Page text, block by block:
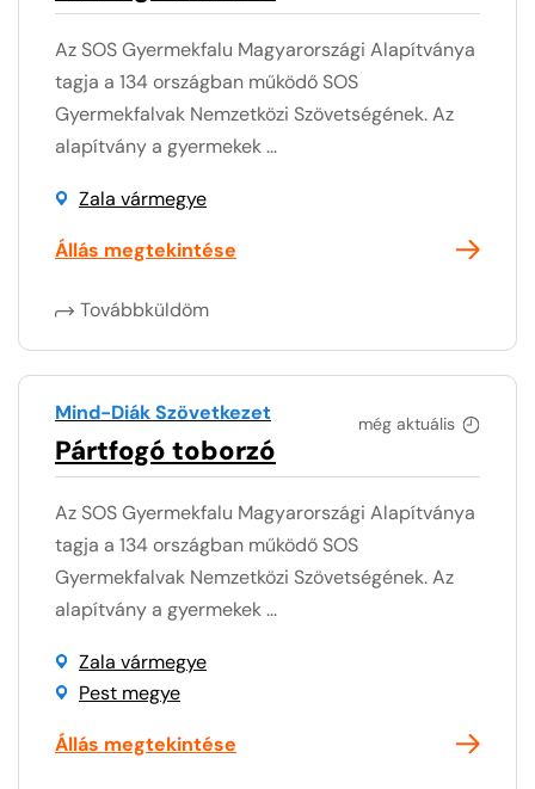
Az SOS Gyermekfalu Magyarországi Alapítványa
tagja a 134 országban működő SOS
Gyermekfalvak Nemzetközi Szövetségének. Az
alapítvány a gyermekek ...
Zala vármegye
Állás megtekintése
Továbbküldöm
még aktuális
Mind-Diák Szövetkezet
Pártfogó toborzó
Az SOS Gyermekfalu Magyarországi Alapítványa
tagja a 134 országban működő SOS
Gyermekfalvak Nemzetközi Szövetségének. Az
alapítvány a gyermekek ...
Zala vármegye
Pest megye
Állás megtekintése